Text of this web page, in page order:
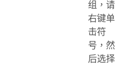
组，请
右键单
击符
号，然
后选择